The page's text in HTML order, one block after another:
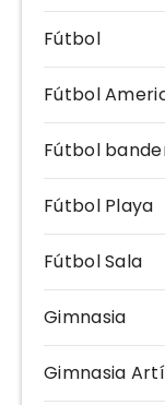
Fútbol
Fútbol
Fútbol
Fútbol Playa
Fútbol Sala
Gimnasia
Gimnasia